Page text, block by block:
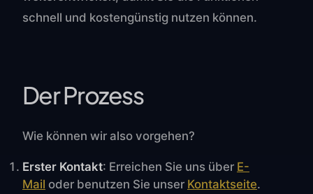
schnell und kostengünstig nutzen können.
Der Prozess
Wie können wir also vorgehen?
Erster Kontakt: Erreichen Sie uns über E-
Mail oder benutzen Sie unser Kontaktseite.